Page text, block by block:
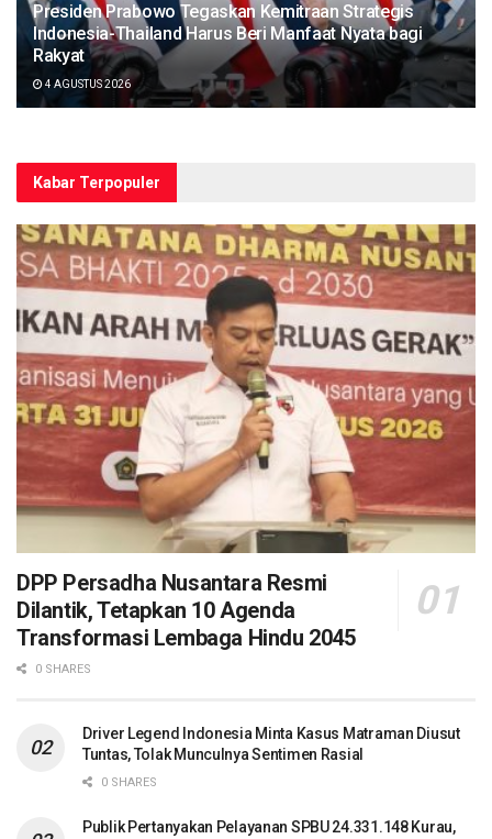
Presiden Prabowo Tegaskan Kemitraan Strategis
Indonesia-Thailand Harus Beri Manfaat Nyata bagi
Rakyat
4 AGUSTUS 2026
Kabar Terpopuler
DPP Persadha Nusantara Resmi
Dilantik, Tetapkan 10 Agenda
Transformasi Lembaga Hindu 2045
0 SHARES
Driver Legend Indonesia Minta Kasus Matraman Diusut
Tuntas, Tolak Munculnya Sentimen Rasial
0 SHARES
Publik Pertanyakan Pelayanan SPBU 24.331.148 Kurau,